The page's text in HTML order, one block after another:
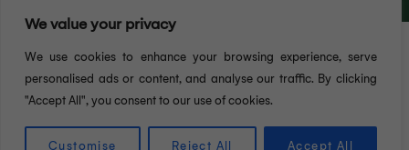
We value your privacy
We use cookies to enhance your browsing experience, serve
personalised ads or content, and analyse our traffic. By clicking
"Accept All", you consent to our use of cookies.
Customise Reject All Accept All
possible, ce site Web utilise des cookies. En
continuant à naviguer sur ce site, vous acceptez
notre utilisation des cookies. Pour en savoir plus sur
politique de confidentialité. Vous pouvez désactiver